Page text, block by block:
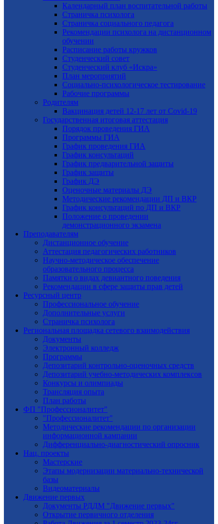
Календарный план воспитательной работы
Страничка психолога
Страничка социального педагога
Рекомендации психолога на дистанционном
обучении
Расписание работы кружков
Студенческий совет
Студенческий клуб «Искра»
План мероприятий
Социально-психологическое тестирование
Рабочие программы
Родителям
Вакцинация детей 12-17 лет от Covid-19
Государственная итоговая аттестация
Порядок проведения ГИА
Программы ГИА
График проведения ГИА
График консультаций
График предварительной защиты
График защиты
График ДЭ
Оценочные материалы ДЭ
Методические рекомендации ДП и ВКР
График консультаций по ДП и ВКР
Положение о проведении
демонстрационного экзамена
Преподавателям
Дистанционное обучение
Аттестация педагогических работников
Научно-методическое обеспечение
образовательного процесса
Памятки о видах девиантного поведения
Рекомендации в сфере защиты прав детей
Ресурсный центр
Профессиональное обучение
Дополнительные услуги
Страничка психолога
Региональная площадка сетевого взаимодействия
Документы
Электронный колледж
Программы
Депозитарий контрольно-оценочных средств
Депозитарий учебно-методических комплексов
Конкурсы и олимпиады
Трансляция опыта
План работы
ФП "Профессионалитет"
"Профессионалитет"
Методические рекомендации по организации
информационной кампании
Дифференциально-диагностический опросник
Нац. проекты
Мастерские
Этапы модернизации материально-технической
базы
Видеоматериалы
Движение первых
Документы РДДМ "Движение первых"
Открытие первичного отделения